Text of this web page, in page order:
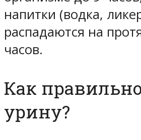
напитки (водка,
распадаются на
часов.
Как
урину?